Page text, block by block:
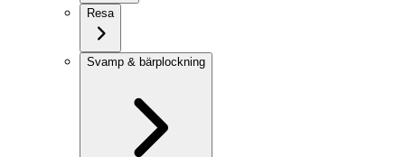
Resa
Svamp & bärplockning